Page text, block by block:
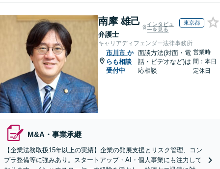
南摩 雄己
弁護士
インタビュ
ーを見る
東京都
キャリアディフェンダー法律事務所
市川市 か
らも相談
受付中
面談方法(対面・電
話・ビデオなど)は
応相談
営業時
間：本日
定休日
M&A・事業承継
【企業法務取扱15年以上の実績】企業の発展支援とリスク管理、コン
プラ整備等に強みあり。スタートアップ・AI・個人事業にも注力して